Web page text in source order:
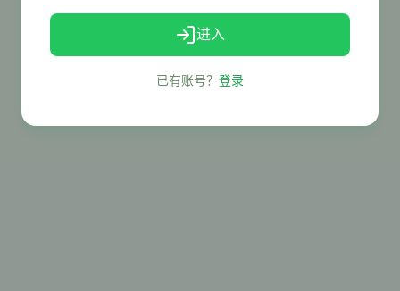
进入
已有账号？ 登录